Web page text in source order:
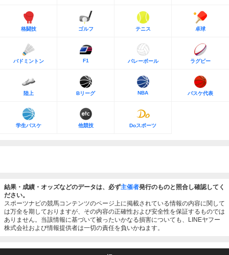
格闘技 ゴルフ テニス 卓球
バドミントン F1 バレーボール ラグビー
陸上 Bリーグ NBA バスケ代表
学生バスケ 他競技 Doスポーツ
結果・成績・オッズなどのデータは、必ず主催者発行のものと照合し確認してく
ださい。
スポーツナビの競馬コンテンツのページ上に掲載されている情報の内容に関して
は万全を期しておりますが、その内容の正確性および安全性を保証するものでは
ありません。当該情報に基づいて被ったいかなる損害についても、LINEヤフー
株式会社および情報提供者は一切の責任を負いかねます。